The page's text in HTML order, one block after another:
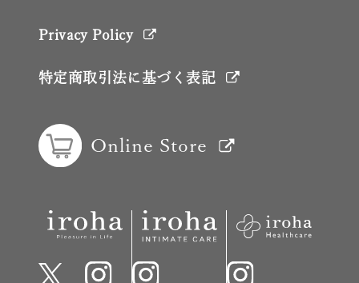
Online Store
Privacy Policy
特定商取引法に基づく表記